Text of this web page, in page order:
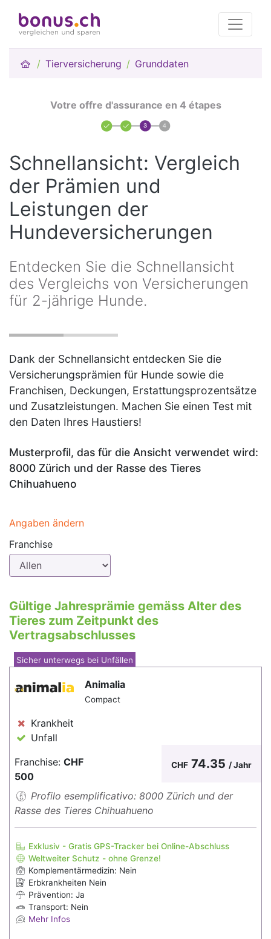
Tierversicherung Grunddaten
Votre offre d'assurance en 4 étapes
Schnellansicht: Vergleich
der Prämien und
Leistungen der
Hundeversicherungen
Entdecken Sie die Schnellansicht
des Vergleichs von Versicherungen
für 2-jährige Hunde.
Dank der Schnellansicht entdecken Sie die
Versicherungsprämien für Hunde sowie die
Franchisen, Deckungen, Erstattungsprozentsätze
und Zusatzleistungen. Machen Sie einen Test mit
den Daten Ihres Haustiers!
Musterprofil, das für die Ansicht verwendet wird:
8000 Zürich und der Rasse des Tieres
Chihuahueno
Angaben ändern
Franchise
Gültige Jahresprämie gemäss Alter des
Tieres zum Zeitpunkt des
Vertragsabschlusses
Sicher unterwegs bei Unfällen
Animalia
Compact
Krankheit
Unfall
Franchise: CHF
500
CHF 74.35 / Jahr
Profilo esemplificativo: 8000 Zürich und der
Rasse des Tieres Chihuahueno
Exklusiv - Gratis GPS-Tracker bei Online-Abschluss
Weltweiter Schutz - ohne Grenze!
Komplementärmedizin: Nein
Erbkrankheiten Nein
Prävention: Ja
Transport: Nein
Mehr Infos